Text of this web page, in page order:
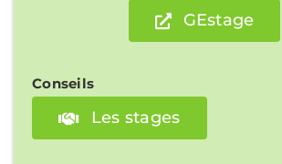
GEstage
Conseils
Les stages